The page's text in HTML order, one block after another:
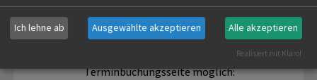
Die Terminbuchung ist über unsere Online-
Terminbuchungsseite möglich:
Ich lehne ab Ausgewählte akzeptieren Alle akzeptieren
Realisiert mit Klaro!